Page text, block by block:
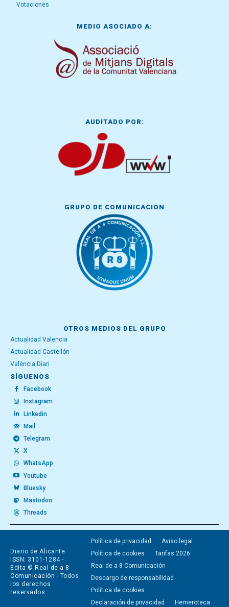
Votaciones
MEDIO ASOCIADO A:
AUDITADO POR:
GRUPO DE COMUNICACIÓN
OTROS MEDIOS DEL GRUPO
Actualidad Valencia
Actualidad Castellón
València Diari
SÍGUENOS
Facebook
Instagram
Linkedin
Mail
Telegram
X
WhatsApp
Youtube
Bluesky
Mastodon
Threads
Diario de Alicante
ISSN: 3101-1284 -
Edita © Real de a 8
Comunicación - Todos
los derechos
reservados
Política de privacidad
Aviso legal
Política de cookies
Tarifas 2026
Real de a 8 Comunicación
Descargo de responsabilidad
Política de cookies
Declaración de privacidad
Hemeroteca